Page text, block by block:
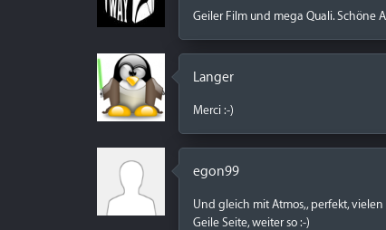
Geiler Film und mega Quali. Schöne
Langer
Merci :-)
egon99
Und gleich mit Atmos,, perfekt,
Geile Seite, weiter so :-)